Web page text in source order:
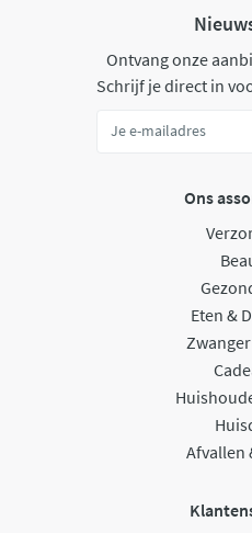
Ontvang onze
Schrijf je direct in
Ons
Eten &
Afvallen